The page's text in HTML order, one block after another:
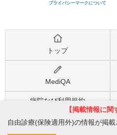
プライバシーマークについて
トップ
MediQA
病院なび利用規約
【掲載情報に関
自由診療(保険適用外)の情報が掲